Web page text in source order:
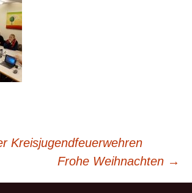
Kreisjugendfeuerwehren
Frohe Weihnachten →